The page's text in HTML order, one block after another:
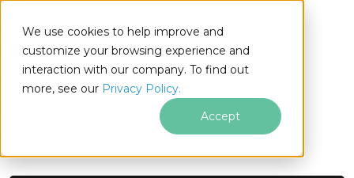
We use cookies to help improve and
customize your browsing experience and
interaction with our company. To find out
more, see our Privacy Policy.
Accept
.NET
跳至頁尾內容